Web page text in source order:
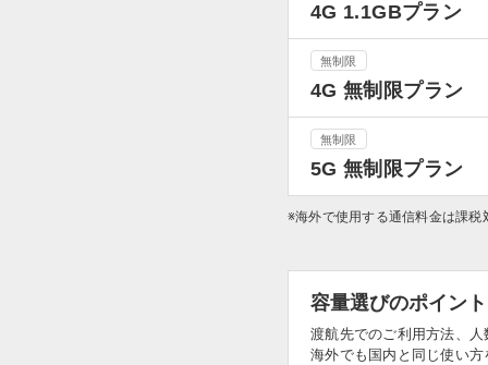
4G 1.1GBプラン
無制限
4G 無制限プラン
無制限
5G 無制限プラン
※海外で使用する通信料金は課税
容量選びのポイント
渡航先でのご利用方法、
海外でも国内と同じ使い